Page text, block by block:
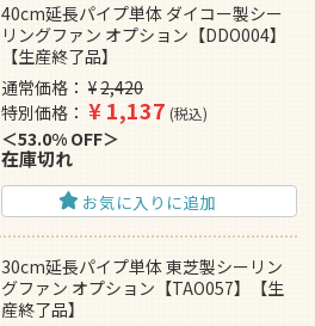
40cm延長パイプ単体 ダイコー製シー
リングファン オプション【DDO004】
【生産終了品】
通常価格
¥2,420
特別価格
¥1,137 税込
53.0% OFF
在庫切れ
お気に入りに追加
30cm延長パイプ単体 東芝製シーリン
グファン オプション【TAO057】【生
産終了品】